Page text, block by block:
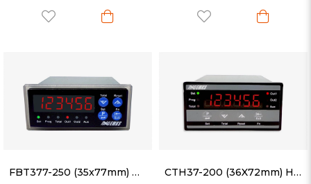
FBT377-250 (35x77mm) Hız Ölçüm ve Miktar Sayma Cihazı - Debimetre & Akış Ölçer CTH37-200 (36X72mm) Hız Ölçüm ve Miktar Sayma Cihazı